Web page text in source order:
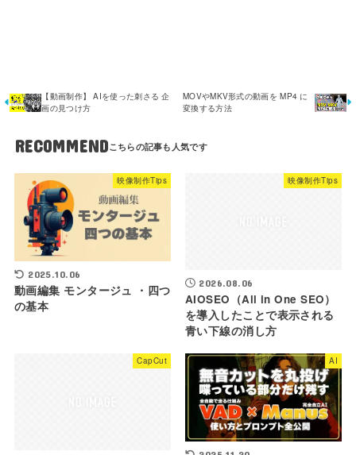
【動画制作】 AIを使った刺さる 企
画の見つけ方
MOVやMKV形式の動画を MP4 に
変換する方法
RECOMMEND
映像制作Tips
2025.10.06
動画編集 モンタージュ ・四つ
の基本
映像制作Tips
2026.08.06
AIOSEO（All in One SEO）
を導入したことで表示される
青い下線の消し方
CapCut AI